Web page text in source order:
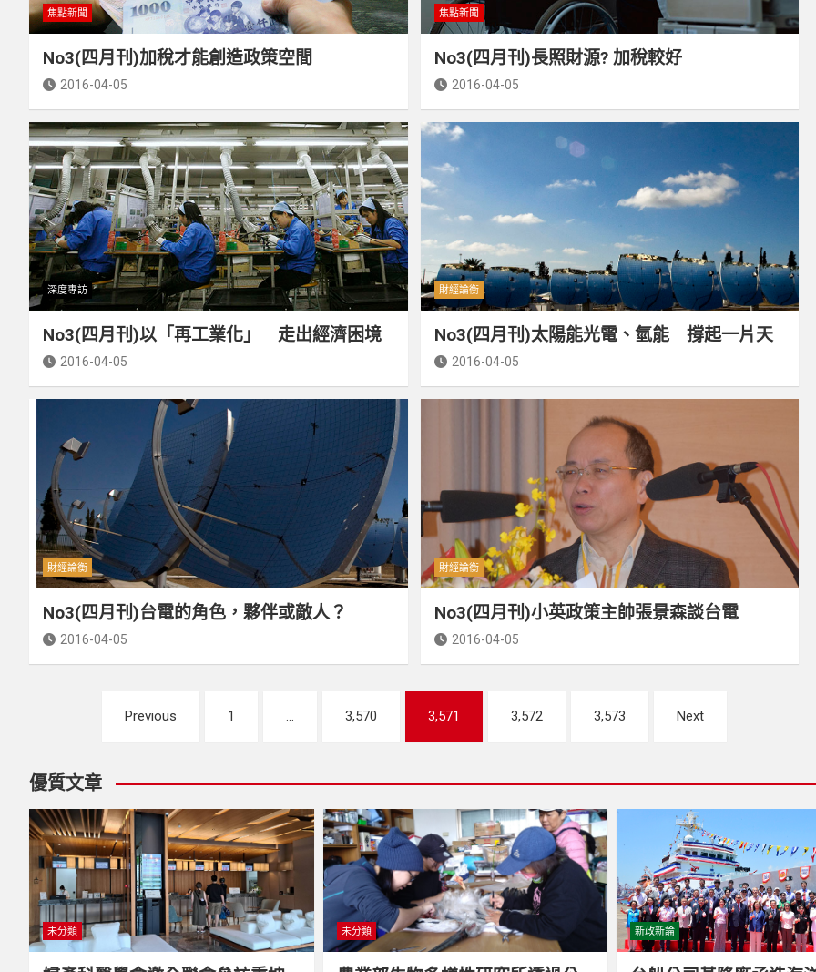
焦點新聞
No3(四月刊)加稅才能創造政策空間
2016-04-05
焦點新聞
No3(四月刊)長照財源? 加稅較好
2016-04-05
深度專訪
No3(四月刊)以「再工業化」 走出經濟困境
2016-04-05
財經論衡
No3(四月刊)太陽能光電、氫能 撐起一片天
2016-04-05
財經論衡
No3(四月刊)台電的角色，夥伴或敵人？
2016-04-05
財經論衡
No3(四月刊)小英政策主帥張景森談台電
2016-04-05
分
頁
Previous 1 ... 3,570 3,571 3,572 3,573 Next
優質文章
未分類 未分類 新政新論